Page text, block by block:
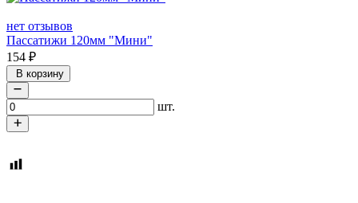
нет отзывов
Пассатижи 120мм "Мини"
154 ₽
В корзину
шт.